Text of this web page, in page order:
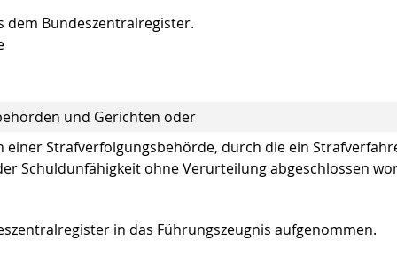
dem Bundeszentralregister.
und Gerichten oder
Strafverfolgungsbehörde, durch die ein
Schuldunfähigkeit ohne Verurteilung abgeschlossen
in das Führungszeugnis aufgenommen.